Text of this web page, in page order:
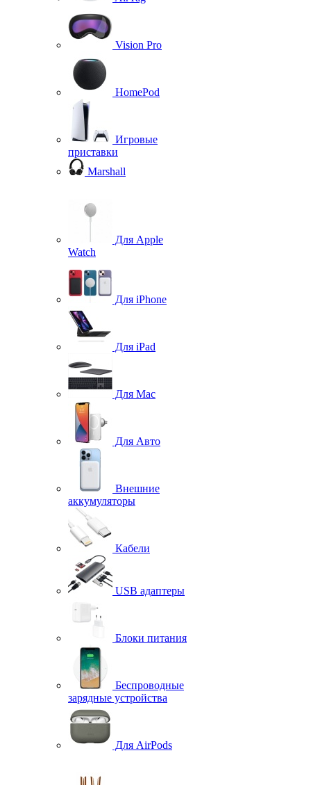
Vision Pro
HomePod
Игровые
приставки
Marshall
Для Apple
Watch
Для iPhone
Для iPad
Для Mac
Для Авто
Внешние
аккумуляторы
Кабели
USB адаптеры
Блоки питания
Беспроводные
зарядные устройства
Для AirPods